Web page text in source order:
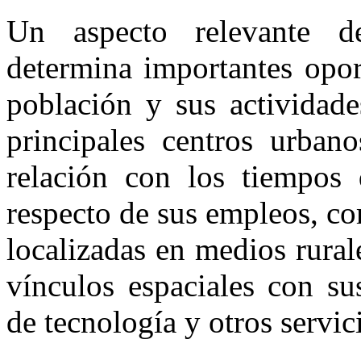
Un aspecto relevante
determina importantes
población y sus
principales centros
relación con los
respecto de sus empleos,
localizadas en medios
vínculos espaciales con
de tecnología y otros